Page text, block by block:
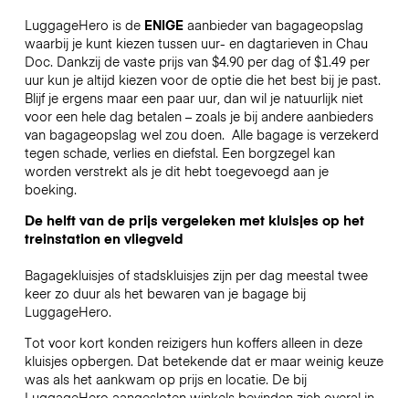
LuggageHero is de ENIGEaanbieder van bagageopslag
waarbij je kunt kiezen tussen uur- en dagtarieven in Chau
Doc. Dankzij de vaste prijs van $4.90 per dag of $1.49 per
uur kun je altijd kiezen voor de optie die het best bij je past.
Blijf je ergens maar een paar uur, dan wil je natuurlijk niet
voor een hele dag betalen – zoals je bij andere aanbieders
van bagageopslag wel zou doen. Alle bagage is verzekerd
tegen schade, verlies en diefstal. Een borgzegel kan
worden verstrekt als je dit hebt toegevoegd aan je
boeking.
De helft van de prijs vergeleken met kluisjes op het
treinstation en vliegveld
Bagagekluisjes of stadskluisjes zijn per dag meestal twee
keer zo duur als het bewaren van je bagage bij
LuggageHero.
Tot voor kort konden reizigers hun koffers alleen in deze
kluisjes opbergen. Dat betekende dat er maar weinig keuze
was als het aankwam op prijs en locatie. De bij